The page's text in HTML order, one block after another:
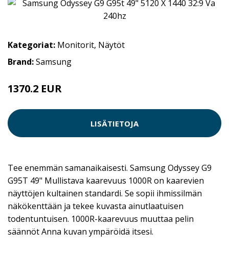
Kategoriat: Monitorit, Näytöt
Brand:Samsung
1370.2 EUR
LISÄTIETOJA
Tee enemmän samanaikaisesti. Samsung Odyssey G9
G95T 49" Mullistava kaarevuus 1000R on kaarevien
näyttöjen kultainen standardi. Se sopii ihmissilmän
näkökenttään ja tekee kuvasta ainutlaatuisen
todentuntuisen. 1000R-kaarevuus muuttaa pelin
säännöt Anna kuvan ympäröidä itsesi.